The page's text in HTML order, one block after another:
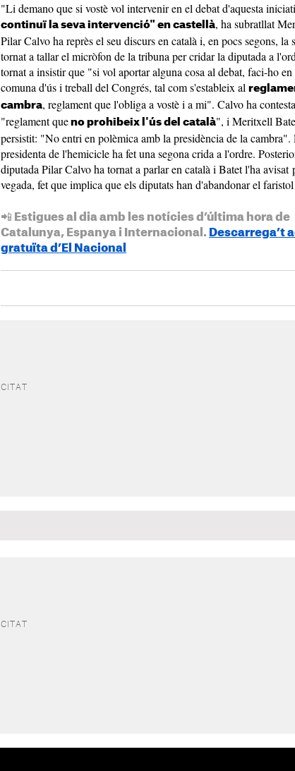
"Li demano que si vostè vol intervenir en el debat d'aquesta
continuï la seva intervenció" en castellà, ha subratllat
Pilar Calvo ha reprès el seu discurs en català i, en pocs segons, la
tornat a tallar el micròfon de la tribuna per cridar la diputada a
tornat a insistir que "si vol aportar alguna cosa al debat, faci-ho
comuna d'ús i treball del Congrés, tal com s'estableix al
cambra, reglament que l'obliga a vostè i a mi". Calvo ha
"reglament que no prohibeix l'ús del català", i Meritxell
persistit: "No entri en polèmica amb la presidència de la cambra".
presidenta de l'hemicicle ha fet una segona crida a l'ordre.
diputada Pilar Calvo ha tornat a parlar en català i Batet l'ha avisat
vegada, fet que implica que els diputats han d'abandonar el
📲 Estigues al dia amb les notícies d’última hora de
Catalunya, Espanya i Internacional. Descarrega’t
gratuïta d’El Nacional